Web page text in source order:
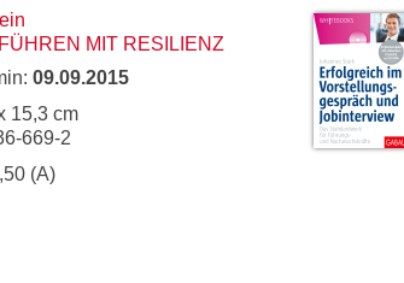
MIT RESILIENZ
09.09.2015
15,3 cm
669-2
(A)